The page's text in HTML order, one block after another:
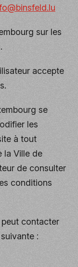
sur les
accepte
se
les
à tout
la Ville de
de consulter
conditions
peut contacter
: